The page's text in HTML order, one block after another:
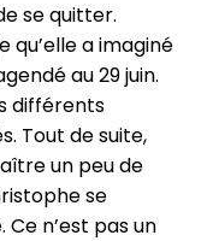
se quitter.
qu’elle a imaginé
au 29 juin.
différents
Tout de suite,
un peu de
se
n’est pas un